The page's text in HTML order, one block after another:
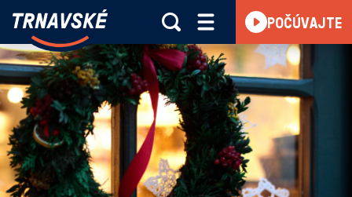
Skočiť na obsah
Trnavské
-
Vieme,
sa
deje
v
kraji
POČÚVAJTE